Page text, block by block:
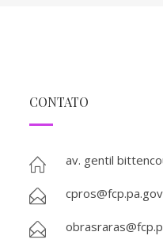
CONTATO
av. gentil